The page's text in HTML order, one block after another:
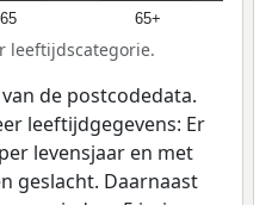
65+
leeftijdscategorie.
de postcodedata.
leeftijdgegevens: Er
levensjaar en met
geslacht. Daarnaast